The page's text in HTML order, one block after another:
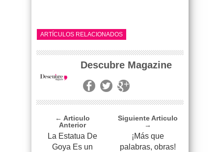
ARTÍCULOS RELACIONADOS
Descubre Magazine
← Articulo
Anterior
La Estatua De
Goya Es un
Siguiente Articulo
→
¡Más que
palabras, obras!